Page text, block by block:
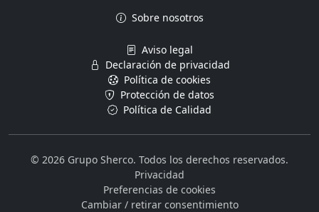
Sobre nosotros
Aviso legal
Declaración de privacidad
Política de cookies
Protección de datos
Política de Calidad
© 2026 Grupo Sherco. Todos los derechos reservados.
Privacidad
Preferencias de cookies
Cambiar / retirar consentimiento